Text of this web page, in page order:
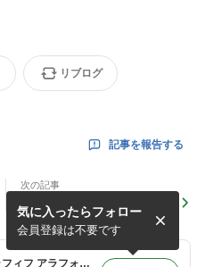
リブログ
記事を報告する
次の記事
思ったより簡単！お米から
「できた！」が増えていく
【愛知/オンライン】アラフィフ アラフォーの簡単時短♡おコメのパンとおやつ ねぎたさちよ♪
気に入ったらフォロー
会員登録は不要です